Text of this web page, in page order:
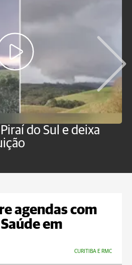
do Sul e deixa
agendas com
em
CURITIBA E RMC